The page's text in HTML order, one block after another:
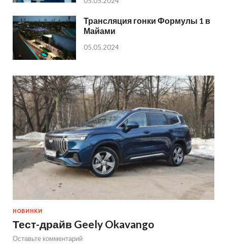
Трансляция гонки Формулы 1 в
Майами
05.05.2024
НОВИНКИ
Тест-драйв Geely Okavango
Оставьте комментарий